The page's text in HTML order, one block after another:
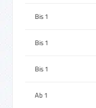
Bis1
Bis1
Bis1
Ab1